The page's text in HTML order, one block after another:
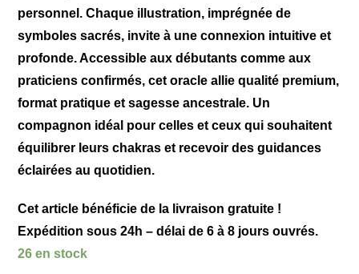
personnel. Chaque illustration, imprégnée de
symboles sacrés, invite à une connexion intuitive et
profonde. Accessible aux débutants comme aux
praticiens confirmés, cet oracle allie qualité premium,
format pratique et sagesse ancestrale. Un
compagnon idéal pour celles et ceux qui souhaitent
équilibrer leurs chakras et recevoir des guidances
éclairées au quotidien.
Cet article bénéficie de la livraison gratuite !
Expédition sous 24h – délai de 6 à 8 jours ouvrés.
26 en stock